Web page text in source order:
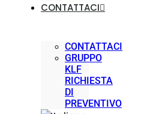
CONTATTACI
CONTATTACI
GRUPPO
KLF
RICHIESTA
DI
PREVENTIVO